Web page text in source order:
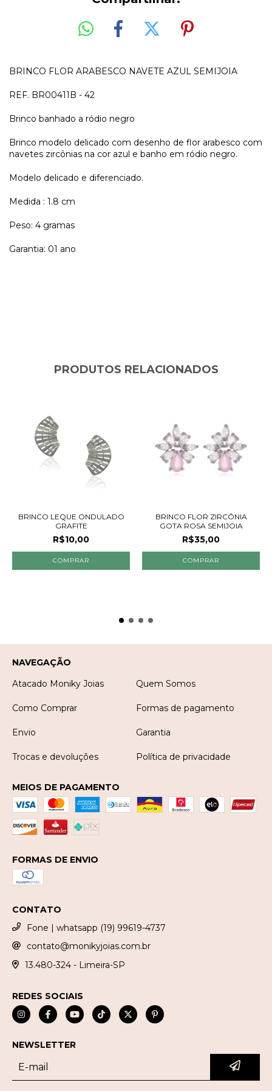
BRINCO FLOR ARABESCO NAVETE AZUL SEMIJOIA
REF. BR00411B - 42
Brinco banhado a ródio negro
Brinco modelo delicado com desenho de flor arabesco com
navetes zircônias na cor azul e banho em ródio negro.
Modelo delicado e diferenciado.
Medida : 1.8 cm
Peso: 4 gramas
Garantia: 01 ano
PRODUTOS RELACIONADOS
BRINCO LEQUE ONDULADO
GRAFITE
R$10,00
BRINCO FLOR ZIRCÔNIA
GOTA ROSA SEMIJOIA
R$35,00
NAVEGAÇÃO
Atacado Moniky Joias
Quem Somos
Como Comprar Formas de pagamento
Envio Garantia
Trocas e devoluções Política de privacidade
MEIOS DE PAGAMENTO
FORMAS DE ENVIO
CONTATO
Fone | whatsapp (19) 99619-4737
contato@monikyjoias.com.br
13.480-324 - Limeira-SP
REDES SOCIAIS
NEWSLETTER